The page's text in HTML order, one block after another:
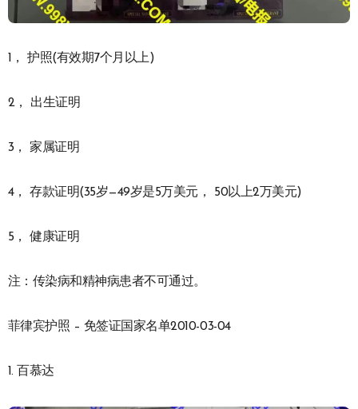
1， 护照(有效期7个月以上)
2， 出生证明
3， 家属证明
4， 存款证明(35岁—49岁是5万美元， 50以上2万美元)
5， 健康证明
注：传染病和精神病患者不可通过。
菲律宾护照 – 免签证国家名单2010-03-04
1. 百慕达